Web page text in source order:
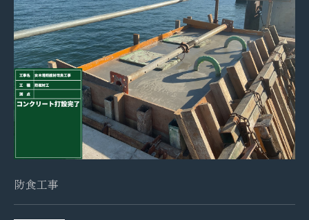
防食工事